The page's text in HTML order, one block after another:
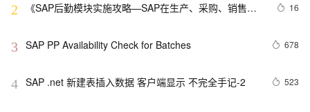
2
《SAP后勤模块实施攻略—SAP在生产、采购、销售、
16
3 SAP PP Availability Check for Batches 678
4 SAP .net 新建表插入数据 客户端显示 不完全手记-2 523